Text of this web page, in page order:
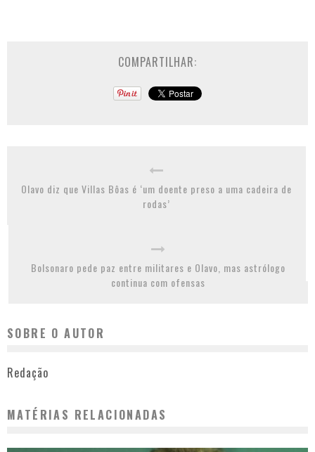
COMPARTILHAR:
Olavo diz que Villas Bôas é ‘um doente preso a uma cadeira de
rodas’
Bolsonaro pede paz entre militares e Olavo, mas astrólogo
continua com ofensas
SOBRE O AUTOR
Redação
MATÉRIAS RELACIONADAS